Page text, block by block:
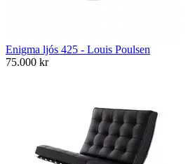
Enigma ljós 425 - Louis Poulsen
75.000 kr